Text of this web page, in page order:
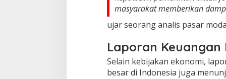
masyarakat memberikan
ujar seorang analis pasar
Laporan
Selain kebijakan ekonomi,
besar di Indonesia juga